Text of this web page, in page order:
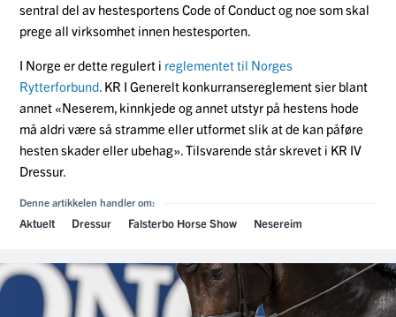
sentral del av hestesportens Code of Conduct og noe som skal
prege all virksomhet innen hestesporten.
I Norge er dette regulert i reglementet til Norges
Rytterforbund. KR I Generelt konkurransereglement sier blant
annet «Neserem, kinnkjede og annet utstyr på hestens hode
må aldri være så stramme eller utformet slik at de kan påføre
hesten skader eller ubehag». Tilsvarende står skrevet i KR IV
Dressur.
Denne artikkelen handler om:
Aktuelt Dressur Falsterbo Horse Show Nesereim